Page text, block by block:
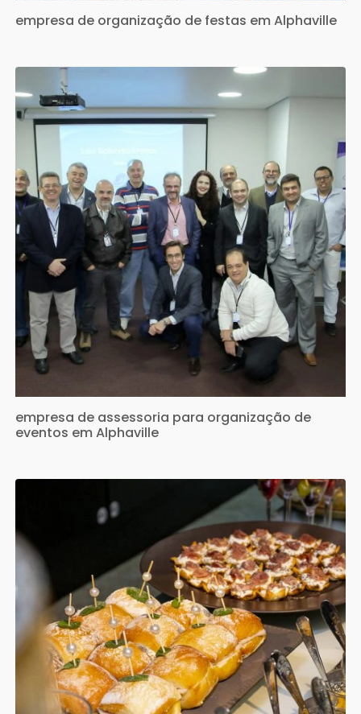
empresa de organização de festas em Alphaville
empresa de assessoria para organização de
eventos em Alphaville